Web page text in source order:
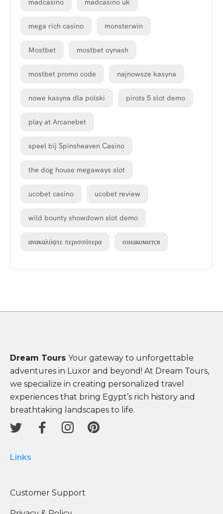
madcasino madcasino uk
mega rich casino monsterwin
Mostbet mostbet oynash
mostbet promo code najnowsze kasyna
nowe kasyna dla polski pirots 5 slot demo
play at Arcanebet
speel bij Spinsheaven Casino
the dog house megaways slot
ucobet casino ucobet review
wild bounty showdown slot demo
ανακαλύψτε περισσότερα ознакомится
Dream Tours Your gateway to unforgettable
adventures in Luxor and beyond! At Dream Tours,
we specialize in creating personalized travel
experiences that bring Egypt’s rich history and
breathtaking landscapes to life.
Links
Customer Support